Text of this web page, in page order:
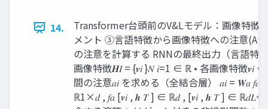
14.
Transformer台頭前のV&Lモデル：画像特徴
メント ③言語特徴から画像特徴への注意
の注意を計算する RNNの最終出力（言語特
画像特徴𝑯𝐼 = {𝒗𝑖 }𝑁 𝑖=1 ∈ ℝ • 各画像特徴𝒗𝑖
間の注意𝑎𝑖 を求める（全結合層） 𝑎𝑖 = 𝑾𝑎 𝑓𝑎
ℝ1×𝑑 , 𝑓𝑎 [𝒗𝑖 , 𝒉 𝑇 ] ∈ ℝ𝑑 , [𝒗𝑖 , 𝒉 𝑇 ] ∈